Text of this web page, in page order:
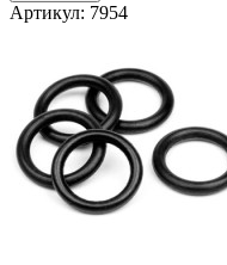
Артикул: 7954